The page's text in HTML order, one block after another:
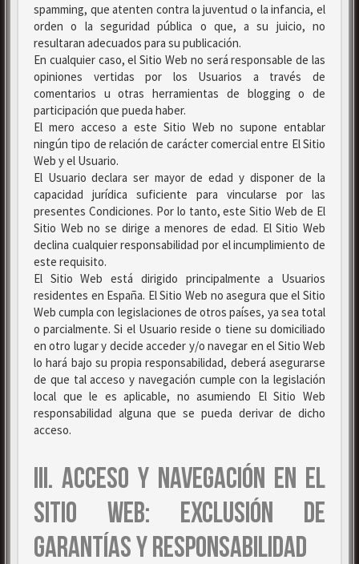
spamming, que atenten contra la juventud o la infancia, el
orden o la seguridad pública o que, a su juicio, no
resultaran adecuados para su publicación.
En cualquier caso, el Sitio Web no será responsable de las
opiniones vertidas por los Usuarios a través de
comentarios u otras herramientas de blogging o de
participación que pueda haber.
El mero acceso a este Sitio Web no supone entablar
ningún tipo de relación de carácter comercial entre El Sitio
Web y el Usuario.
El Usuario declara ser mayor de edad y disponer de la
capacidad jurídica suficiente para vincularse por las
presentes Condiciones. Por lo tanto, este Sitio Web de El
Sitio Web no se dirige a menores de edad. El Sitio Web
declina cualquier responsabilidad por el incumplimiento de
este requisito.
El Sitio Web está dirigido principalmente a Usuarios
residentes en España. El Sitio Web no asegura que el Sitio
Web cumpla con legislaciones de otros países, ya sea total
o parcialmente. Si el Usuario reside o tiene su domiciliado
en otro lugar y decide acceder y/o navegar en el Sitio Web
lo hará bajo su propia responsabilidad, deberá asegurarse
de que tal acceso y navegación cumple con la legislación
local que le es aplicable, no asumiendo El Sitio Web
responsabilidad alguna que se pueda derivar de dicho
acceso.
III. ACCESO Y NAVEGACIÓN EN EL
SITIO WEB: EXCLUSIÓN DE
GARANTÍAS Y RESPONSABILIDAD